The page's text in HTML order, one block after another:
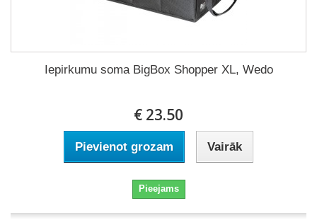
Iepirkumu soma BigBox Shopper XL, Wedo
€ 23.50
Pievienot grozam Vairāk
Pieejams